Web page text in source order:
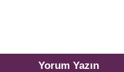
Yorum Yazın